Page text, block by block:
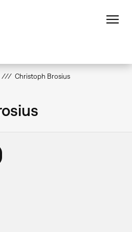
Christoph Brosius